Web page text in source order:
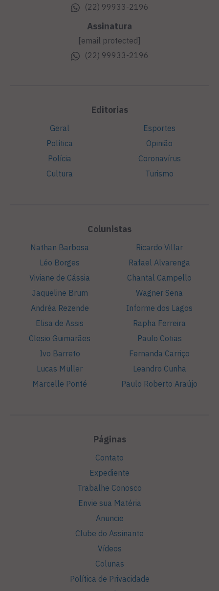
(22) 99933-2196
Assinatura
[email protected]
(22) 99933-2196
Editorias
Geral
Política
Polícia
Cultura
Esportes
Opinião
Coronavírus
Turismo
Colunistas
Nathan Barbosa
Léo Borges
Viviane de Cássia
Jaqueline Brum
Andréa Rezende
Elisa de Assis
Clesio Guimarães
Ivo Barreto
Lucas Müller
Marcelle Ponté
Ricardo Villar
Rafael Alvarenga
Chantal Campello
Wagner Sena
Informe dos Lagos
Rapha Ferreira
Paulo Cotias
Fernanda Carriço
Leandro Cunha
Paulo Roberto Araújo
Páginas
Contato
Expediente
Trabalhe Conosco
Envie sua Matéria
Anuncie
Clube do Assinante
Vídeos
Colunas
Política de Privacidade